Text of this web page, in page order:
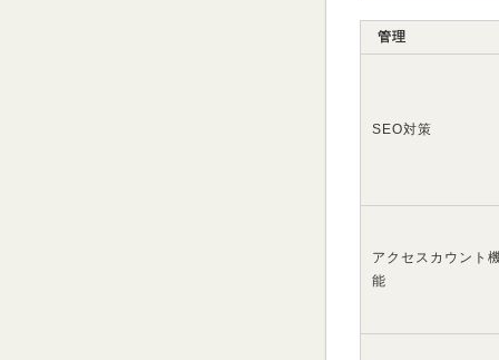
管理
SEO対策
アクセスカウント
能